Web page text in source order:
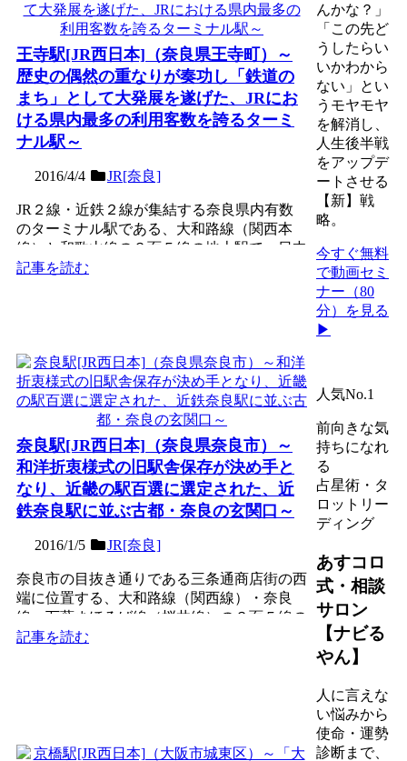
王寺駅[JR西日本]（奈良県王寺町）～
歴史の偶然の重なりが奏功し「鉄道の
まち」として大発展を遂げた、JRにお
ける県内最多の利用客数を誇るターミ
ナル駅～
2016/4/4 JR[奈良]
JR２線・近鉄２線が集結する奈良県内有数
のターミナル駅である、大和路線（関西本
線）と和歌山線の３面５線の地上駅で、日中
大阪方面からの普通電車...
記事を読む
奈良駅[JR西日本]（奈良県奈良市）～
和洋折衷様式の旧駅舎保存が決め手と
なり、近畿の駅百選に選定された、近
鉄奈良駅に並ぶ古都・奈良の玄関口～
2016/1/5 JR[奈良]
奈良市の目抜き通りである三条通商店街の西
端に位置する、大和路線（関西線）・奈良
線・万葉まほろば線（桜井線）の３面５線の
高架駅。1890年（明...
記事を読む
んかな？」
「この先ど
うしたらい
いかわから
ない」とい
うモヤモヤ
を解消し、
人生後半戦
をアップデ
ートさせる
【新】戦
略。
今すぐ無料
で動画セミ
ナー（80
分）を見る
▶
人気No.1
前向きな気
持ちになれ
る
占星術・タ
ロットリー
ディング
あすコロ
式・相談
サロン
【ナビる
やん】
人に言えな
い悩みから
使命・運勢
診断まで、